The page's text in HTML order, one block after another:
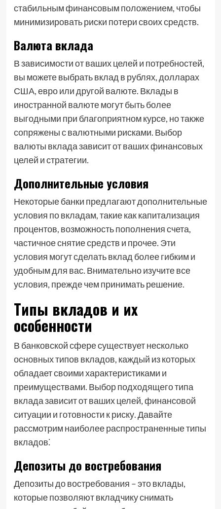
стабильным финансовым положением, чтобы
минимизировать риски потери своих средств.
Валюта вклада
В зависимости от ваших целей и потребностей,
вы можете выбрать вклад в рублях, долларах
США, евро или другой валюте. Вклады в
иностранной валюте могут быть более
выгодными при благоприятном курсе, но также
сопряжены с валютными рисками. Выбор
валюты вклада зависит от ваших финансовых
целей и стратегии.
Дополнительные условия
Некоторые банки предлагают дополнительные
условия по вкладам, такие как капитализация
процентов, возможность пополнения счета,
частичное снятие средств и прочее. Эти
условия могут сделать вклад более гибким и
удобным для вас. Внимательно изучите все
условия, прежде чем принимать решение.
Типы вкладов и их
особенности
В банковской сфере существует несколько
основных типов вкладов, каждый из которых
обладает своими характеристиками и
преимуществами. Выбор подходящего типа
вклада зависит от ваших целей, финансовой
ситуации и готовности к риску. Давайте
рассмотрим наиболее распространенные типы
вкладов⁚
Депозиты до востребования
Депозиты до востребования – это вклады,
которые позволяют вкладчику снимать